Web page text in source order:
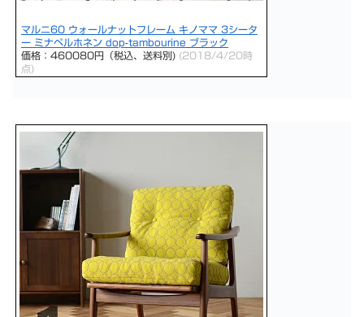
マルニ60 ウォールナットフレーム キノママ 3シータ
ー ミナペルホネン dop-tambourine ブラック
価格：460080円（税込、送料別) (2018/4/20時
点)